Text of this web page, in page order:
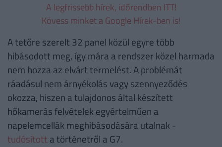
A legfrissebb hírek, időrendben ITT!
Kövess minket a Google Hírek-ben is!
A tetőre szerelt 32 panel közül egyre több
hibásodott meg, így mára a rendszer közel harmada
nem hozza az elvárt termelést. A problémát
ráadásul nem árnyékolás vagy szennyeződés
okozza, hiszen a tulajdonos által készített
hőkamerás felvételek egyértelműen a
napelemcellák meghibásodására utalnak -
tudósított a történetről a G7.